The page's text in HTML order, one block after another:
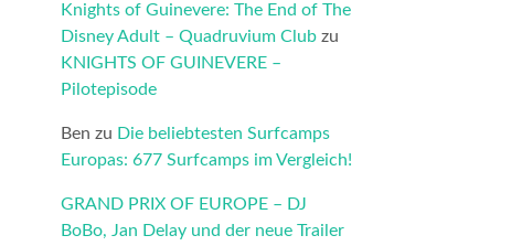
Knights of Guinevere: The End of The
Disney Adult – Quadruvium Club zu
KNIGHTS OF GUINEVERE –
Pilotepisode
Ben zu Die beliebtesten Surfcamps
Europas: 677 Surfcamps im Vergleich!
GRAND PRIX OF EUROPE – DJ
BoBo, Jan Delay und der neue Trailer